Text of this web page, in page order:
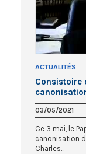
ACTUALITÉS
Consistoire
03/05/2021
Ce 3 mai, le
canonisation
Charles...